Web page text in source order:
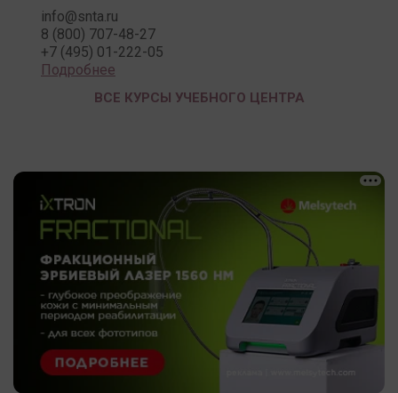
info@snta.ru
8 (800) 707-48-27
+7 (495) 01-222-05
Подробнее
ВСЕ КУРСЫ УЧЕБНОГО ЦЕНТРА